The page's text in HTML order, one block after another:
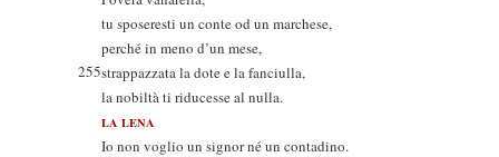
tu sposeresti un conte od un marchese,
perché in meno d’un mese,
255strappazzata la dote e la fanciulla,
la nobiltà ti riducesse al nulla.
LA LENA
Io non voglio un signor né un contadino.